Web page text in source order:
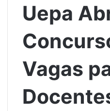
Uepa
Vagas